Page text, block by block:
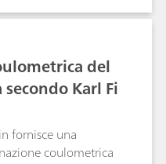
rimedi di guasti di
Bulletin è
una panoramica
composti e di
di rilevazione
base di alcuni
di lavoro
del
Karl Fi
fornisce una
coulometrica